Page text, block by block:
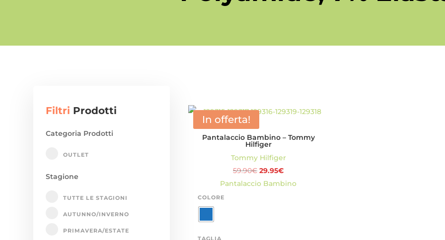
Filtri Prodotti
Categoria Prodotti
OUTLET
Stagione
TUTTE LE STAGIONI
AUTUNNO/INVERNO
PRIMAVERA/ESTATE
In offerta!
Pantalaccio Bambino – Tommy
Hilfiger
Tommy Hilfiger
59.90€ Il
prezzo
29.95€Il
prezzo
Pantalaccio Bambino
COLORE
TAGLIA